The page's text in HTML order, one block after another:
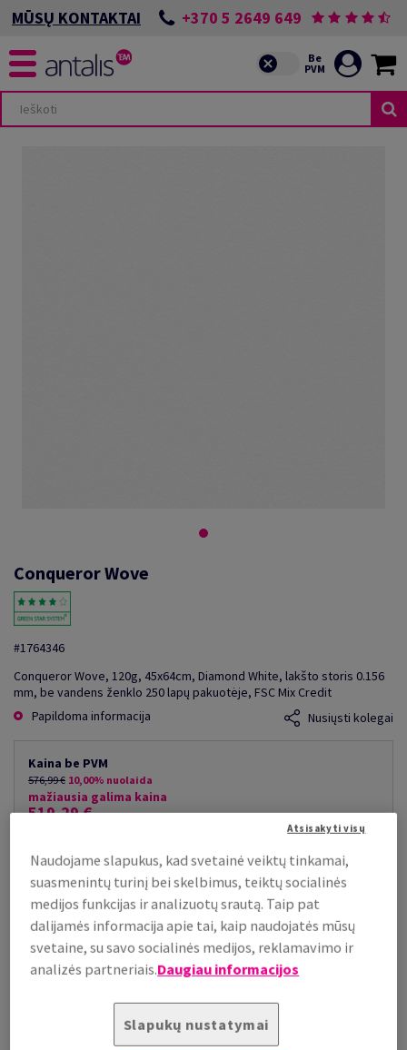
MŪSŲ KONTAKTAI +370 5 2649 649
Conqueror Wove
#1764346
Conqueror Wove, 120g, 45x64cm, Diamond White, lakšto storis 0.156
mm, be vandens ženklo 250 lapų pakuotėje, FSC Mix Credit
Papildoma informacija
Nusiųsti kolegai
Kaina be PVM
576,99 € 10,00% nuolaida
mažiausia galima kaina
519,29 €
PRISTATYMAS APYTIKSLIAI PER 16 DIENAS (-Ų)
(NEGRĄŽINAMA PREKĖ)
Kiekių palyginimas
lap.
Naudojame slapukus, kad svetainė veiktų tinkamai,
suasmenintų turinį bei skelbimus, teiktų socialinės
medijos funkcijas ir analizuotų srautą. Taip pat
dalijamės informacija apie tai, kaip naudojatės mūsų
svetaine, su savo socialinės medijos, reklamavimo ir
analizės partneriais.Daugiau informacijos
Slapukų nustatymai
Atsisakyti visų